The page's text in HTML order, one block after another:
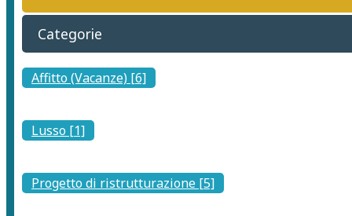
Categorie
Affitto (Vacanze) [6]
Lusso [1]
Progetto di ristrutturazione [5]